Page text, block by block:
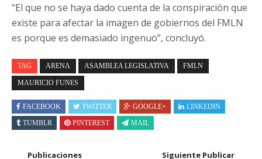
“El que no se haya dado cuenta de la conspiración que
existe para afectar la imagen de gobiernos del FMLN
es porque es demasiado ingenuo”, concluyó.
TAG ARENA ASAMBLEA LEGISLATIVA FMLN
MAURICIO FUNES
FACEBOOK TWITTER GOOGLE+
LINKEDIN
TUMBLR
PINTEREST MAIL
Publicaciones
Siguiente Publicar